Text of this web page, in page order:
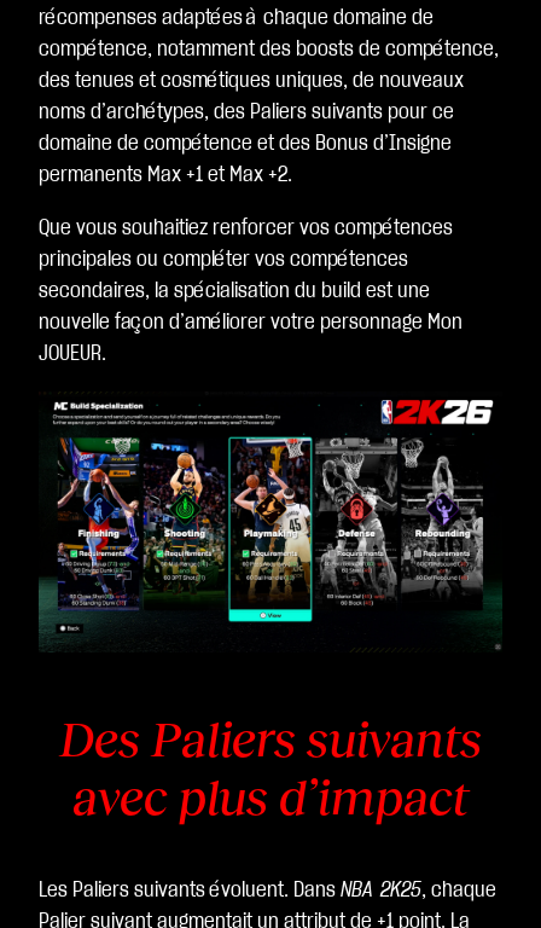
récompenses adaptées à chaque domaine de
compétence, notamment des boosts de compétence,
des tenues et cosmétiques uniques, de nouveaux
noms d’archétypes, des Paliers suivants pour ce
domaine de compétence et des Bonus d’Insigne
permanents Max +1 et Max +2.
Que vous souhaitiez renforcer vos compétences
principales ou compléter vos compétences
secondaires, la spécialisation du build est une
nouvelle façon d’améliorer votre personnage Mon
JOUEUR.
Des Paliers suivants
avec plus d’impact
Les Paliers suivants évoluent. Dans NBA 2K25, chaque
Palier suivant augmentait un attribut de +1 point. La